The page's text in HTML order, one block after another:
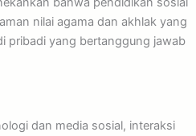
nilai agama dan akhlak yang
pribadi yang bertanggung jawab
dan media sosial, interaksi